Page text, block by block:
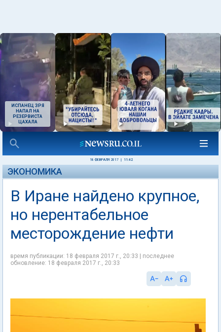
ИСПАНЕЦ ЗРЯ
НАПАЛ НА
РЕЗЕРВИСТА
ЦАХАЛА
18 ФЕВРАЛЯ 2017 11:42
ЭКОНОМИКА
В Иране найдено крупное,
но нерентабельное
месторождение нефти
время публикации: 18 февраля 2017 г., 20:33 | последнее
обновление: 18 февраля 2017 г., 20:33